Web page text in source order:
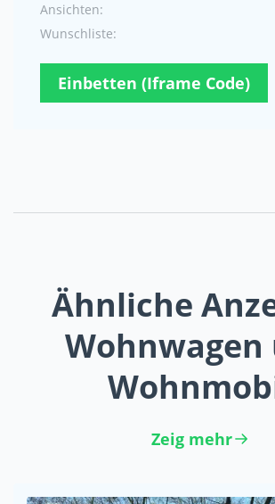
Ansichten:
Wunschliste:
Einbetten (Iframe Code)
Ähnliche
Wohnwagen
Zeig mehr